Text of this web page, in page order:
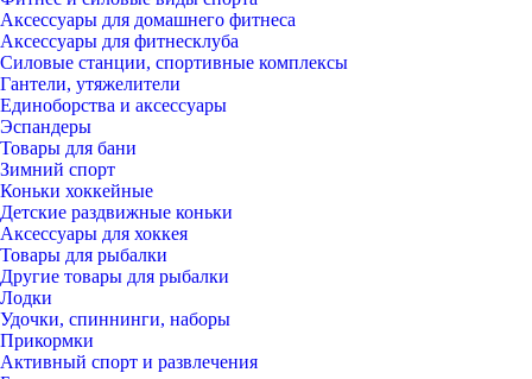
Аксессуары для домашнего фитнеса
Аксессуары для фитнесклуба
Силовые станции, спортивные комплексы
Гантели, утяжелители
Единоборства и аксессуары
Эспандеры
Товары для бани
Зимний спорт
Коньки хоккейные
Детские раздвижные коньки
Аксессуары для хоккея
Товары для рыбалки
Другие товары для рыбалки
Лодки
Удочки, спиннинги, наборы
Прикормки
Активный спорт и развлечения